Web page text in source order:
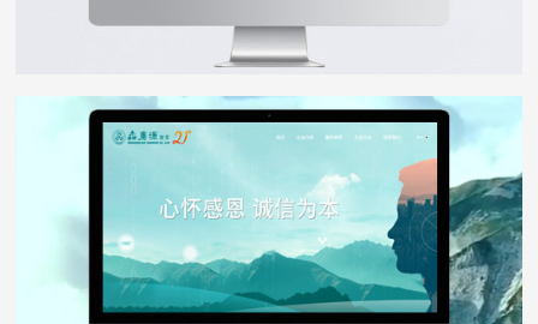
WEB DESIGN